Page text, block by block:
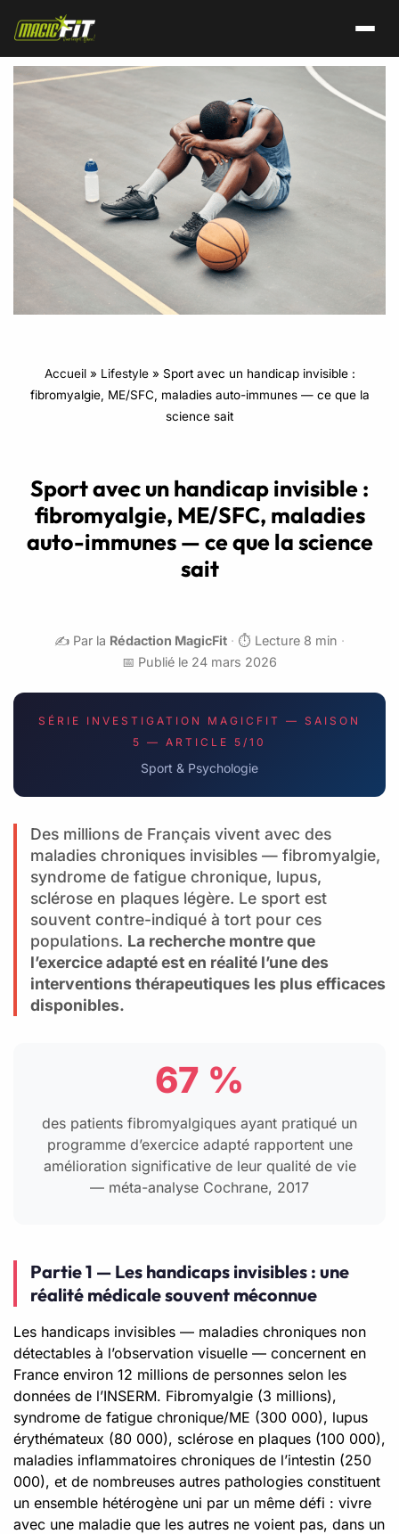
Accueil» Lifestyle» Sport avec un handicap invisible :
fibromyalgie, ME/SFC, maladies auto-immunes — ce que la
science sait
Sport avec un handicap invisible :
fibromyalgie, ME/SFC, maladies
auto-immunes — ce que la science
sait
✍️ Par la Rédaction MagicFit · ⏱️ Lecture 8 min ·
📅 Publié le 24 mars 2026
SÉRIE INVESTIGATION MAGICFIT — SAISON
5 — ARTICLE 5/10
Sport & Psychologie
Des millions de Français vivent avec des
maladies chroniques invisibles — fibromyalgie,
syndrome de fatigue chronique, lupus,
sclérose en plaques légère. Le sport est
souvent contre-indiqué à tort pour ces
populations. La recherche montre que
l’exercice adapté est en réalité l’une des
interventions thérapeutiques les plus efficaces
disponibles.
67 %
des patients fibromyalgiques ayant pratiqué un
programme d’exercice adapté rapportent une
amélioration significative de leur qualité de vie
— méta-analyse Cochrane, 2017
Partie 1 — Les handicaps invisibles : une
réalité médicale souvent méconnue
Les handicaps invisibles — maladies chroniques non
détectables à l’observation visuelle — concernent en
France environ 12 millions de personnes selon les
données de l’INSERM. Fibromyalgie (3 millions),
syndrome de fatigue chronique/ME (300 000), lupus
érythémateux (80 000), sclérose en plaques (100 000),
maladies inflammatoires chroniques de l’intestin (250
000), et de nombreuses autres pathologies constituent
un ensemble hétérogène uni par un même défi : vivre
avec une maladie que les autres ne voient pas, dans un